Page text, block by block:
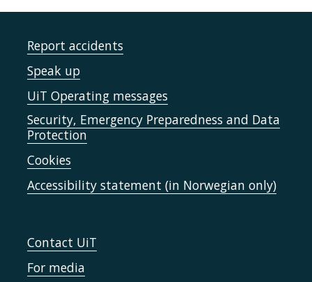
Report accidents
Speak up
UiT Operating messages
Security, Emergency Preparedness and Data
Protection
Cookies
Accessibility statement (in Norwegian only)
Contact UiT
For media